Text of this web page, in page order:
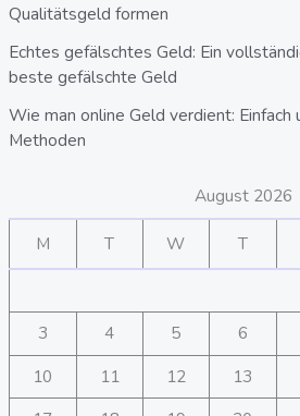
Qualitätsgeld formen
Echtes gefälschtes Geld: Ein
beste gefälschte Geld
Wie man online Geld verdient:
Methoden
August 2026
M T W T
3
4 5 6
10
11 12 13